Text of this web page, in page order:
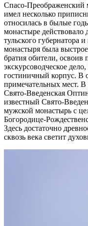
Спасо-Преображенский
имел несколько
относилась в былые
монастыре
тульского губернатора
монастыря была
братия обители, освоив
экскурсоводческое
гостиничный корпус. В
примечательных мест. В
Свято-Введенская
известный Свято-
мужской монастырь с
Богородице-
Здесь достаточно
сквозь века светит